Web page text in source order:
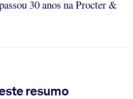
30 anos na Procter &
resumo